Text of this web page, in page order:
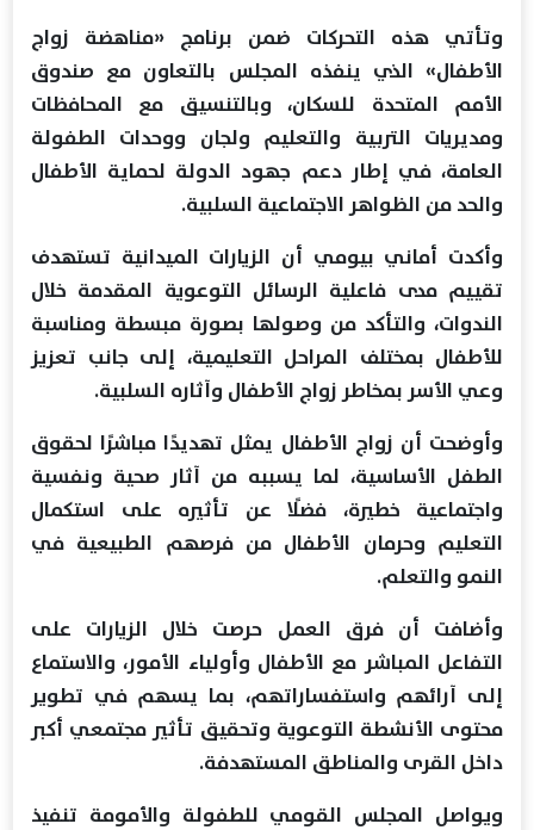
وتأتي هذه التحركات ضمن برنامج «مناهضة زواج
الأطفال» الذي ينفذه المجلس بالتعاون مع صندوق
الأمم المتحدة للسكان، وبالتنسيق مع المحافظات
ومديريات التربية والتعليم ولجان ووحدات الطفولة
العامة، في إطار دعم جهود الدولة لحماية الأطفال
والحد من الظواهر الاجتماعية السلبية.
وأكدت أماني بيومي أن الزيارات الميدانية تستهدف
تقييم مدى فاعلية الرسائل التوعوية المقدمة خلال
الندوات، والتأكد من وصولها بصورة مبسطة ومناسبة
للأطفال بمختلف المراحل التعليمية، إلى جانب تعزيز
وعي الأسر بمخاطر زواج الأطفال وآثاره السلبية.
وأوضحت أن زواج الأطفال يمثل تهديدًا مباشرًا لحقوق
الطفل الأساسية، لما يسببه من آثار صحية ونفسية
واجتماعية خطيرة، فضلًا عن تأثيره على استكمال
التعليم وحرمان الأطفال من فرصهم الطبيعية في
النمو والتعلم.
وأضافت أن فرق العمل حرصت خلال الزيارات على
التفاعل المباشر مع الأطفال وأولياء الأمور، والاستماع
إلى آرائهم واستفساراتهم، بما يسهم في تطوير
محتوى الأنشطة التوعوية وتحقيق تأثير مجتمعي أكبر
داخل القرى والمناطق المستهدفة.
ويواصل المجلس القومي للطفولة والأمومة تنفيذ